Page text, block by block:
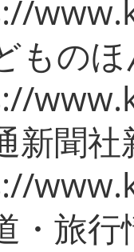
ものほ
新聞社
・旅